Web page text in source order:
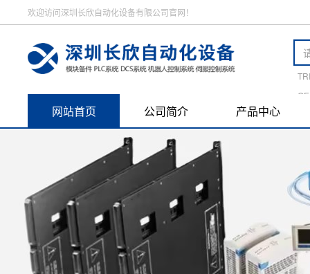
欢迎访问深圳长欣自动化设备有限公司官网！
网站首页 公司简介 产品中心